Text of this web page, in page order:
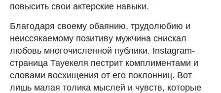
повысить свои актерские навыки.
Благодаря своему обаянию, трудолюбию и
неиссякаемому позитиву мужчина снискал
любовь многочисленной публики. Instagram-
страница Тауекеля пестрит комплиментами и
словами восхищения от его поклонниц. Вот
лишь малая толика мыслей и чувств, которые